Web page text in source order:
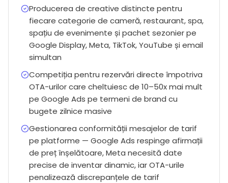
Producerea de creative distincte pentru
fiecare categorie de cameră, restaurant, spa,
spațiu de evenimente și pachet sezonier pe
Google Display, Meta, TikTok, YouTube și email
simultan
Competiția pentru rezervări directe împotriva
OTA-urilor care cheltuiesc de 10–50x mai mult
pe Google Ads pe termeni de brand cu
bugete zilnice masive
Gestionarea conformității mesajelor de tarif
pe platforme — Google Ads respinge afirmații
de preț înșelătoare, Meta necesită date
precise de inventar dinamic, iar OTA-urile
penalizează discrepanțele de tarif